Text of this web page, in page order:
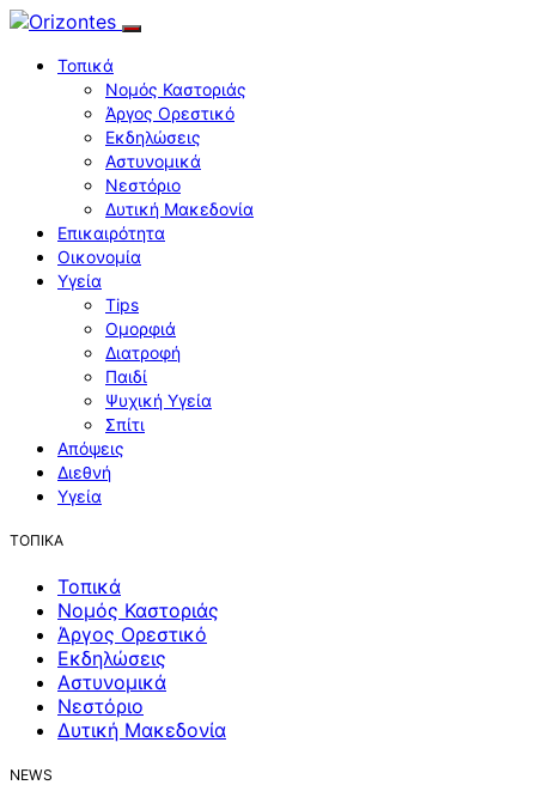
Τοπικά
Νομός Καστοριάς
Άργος Ορεστικό
Εκδηλώσεις
Αστυνομικά
Νεστόριο
Δυτική Μακεδονία
Επικαιρότητα
Οικονομία
Υγεία
Tips
Ομορφιά
Διατροφή
Παιδί
Ψυχική Υγεία
Σπίτι
Απόψεις
Διεθνή
Υγεία
ΤΟΠΙΚΑ
Τοπικά
Νομός Καστοριάς
Άργος Ορεστικό
Εκδηλώσεις
Αστυνομικά
Νεστόριο
Δυτική Μακεδονία
NEWS